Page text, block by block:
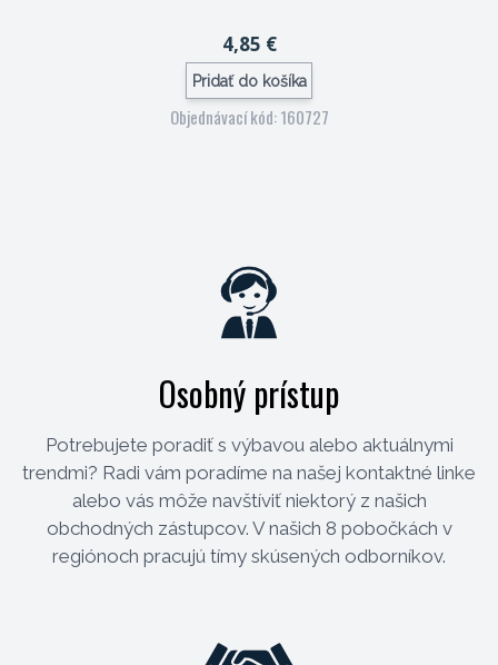
4,85 €
Pridať do košíka
Objednávací kód: 160727
Osobný prístup
Potrebujete poradiť s výbavou alebo aktuálnymi
trendmi? Radi vám poradíme na našej kontaktné linke
alebo vás môže navštíviť niektorý z našich
obchodných zástupcov. V našich 8 pobočkách v
regiónoch pracujú tímy skúsených odborníkov.